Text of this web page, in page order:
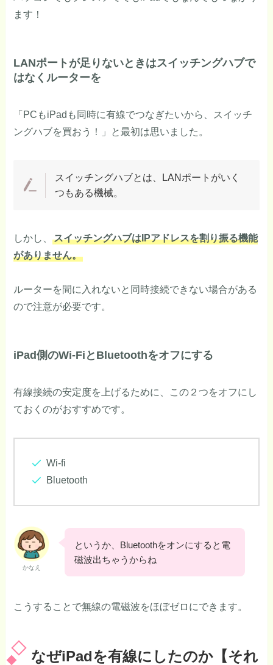
ます！
LANポートが足りないときはスイッチングハブで
はなくルーターを
「PCもiPadも同時に有線でつなぎたいから、スイッチ
ングハブを買おう！」と最初は思いました。
スイッチングハブとは、LANポートがいく
つもある機械。
しかし、スイッチングハブはIPアドレスを割り振る機能
がありません。
ルーターを間に入れないと同時接続できない場合がある
ので注意が必要です。
iPad側のWi-FiとBluetoothをオフにする
有線接続の安定度を上げるために、この２つをオフにし
ておくのがおすすめです。
Wi-fi
Bluetooth
かなえ
というか、Bluetoothをオンにすると電
磁波出ちゃうからね
こうすることで無線の電磁波をほぼゼロにできます。
なぜiPadを有線にしたのか【それ